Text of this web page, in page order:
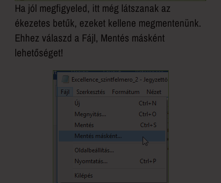
Ha jól megfigyeled, itt még látszanak az
ékezetes betűk, ezeket kellene megmentenünk.
Ehhez válaszd a Fájl, Mentés másként
lehetőséget!